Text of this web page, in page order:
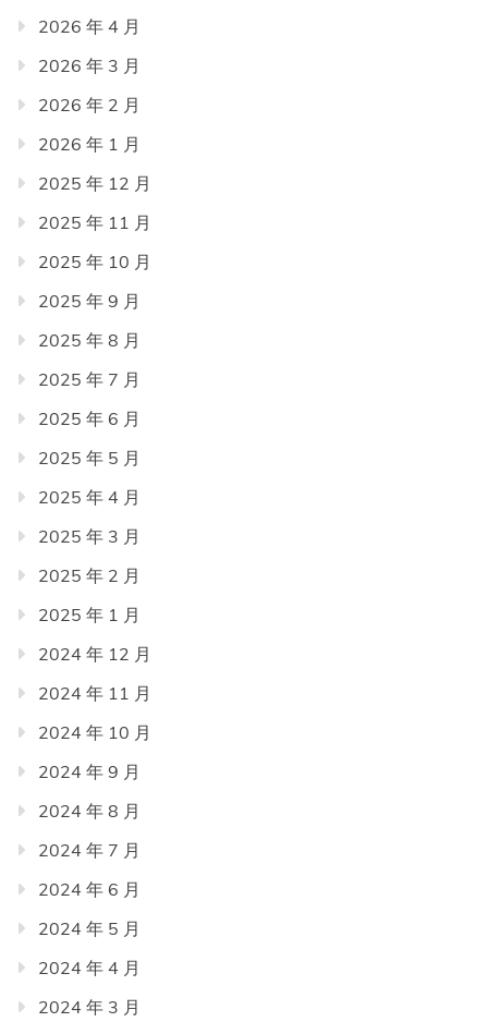
2026 年 4 月
2026 年 3 月
2026 年 2 月
2026 年 1 月
2025 年 12 月
2025 年 11 月
2025 年 10 月
2025 年 9 月
2025 年 8 月
2025 年 7 月
2025 年 6 月
2025 年 5 月
2025 年 4 月
2025 年 3 月
2025 年 2 月
2025 年 1 月
2024 年 12 月
2024 年 11 月
2024 年 10 月
2024 年 9 月
2024 年 8 月
2024 年 7 月
2024 年 6 月
2024 年 5 月
2024 年 4 月
2024 年 3 月